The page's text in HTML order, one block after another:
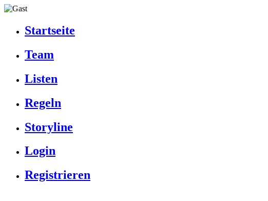
Startseite
Team
Listen
Regeln
Storyline
Login
Registrieren